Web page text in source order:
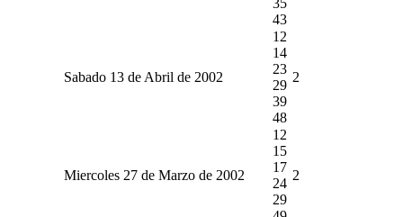
43
Sabado 13 de Abril de 2002
12
14
23
29
39
48
2
Miercoles 27 de Marzo de 2002
12
15
17
24
29
2